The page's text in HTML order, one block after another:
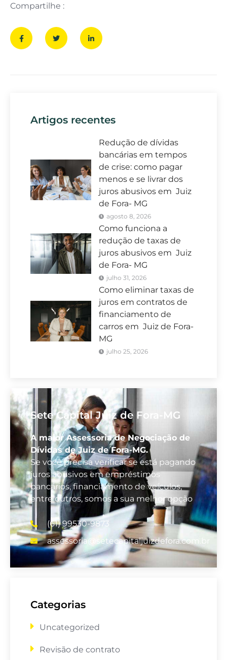
Compartilhe :
Artigos recentes
Redução de dívidas
bancárias em tempos
de crise: como pagar
menos e se livrar dos
juros abusivos em Juiz
de Fora- MG
agosto 8, 2026
Como funciona a
redução de taxas de
juros abusivos em Juiz
de Fora- MG
julho 31, 2026
Como eliminar taxas de
juros em contratos de
financiamento de
carros em Juiz de Fora-
MG
julho 25, 2026
Sete Capital Juiz de Fora-MG
A maior Assessoria de Negociação de
Dívidas de Juiz de Fora-MG.
Se você precisa verificar se está pagando
juros abusivos em empréstimos
bancários, financiamento de veículos,
entre outros, somos a sua melhor opção
(61) 99530-9873
assessoria@setecapitaljuizdefora.com.br
Categorias
Uncategorized
Revisão de contrato